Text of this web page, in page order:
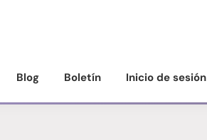
Blog Boletín Inicio de sesión